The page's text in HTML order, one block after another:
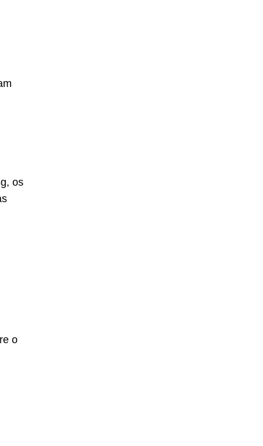
os
o